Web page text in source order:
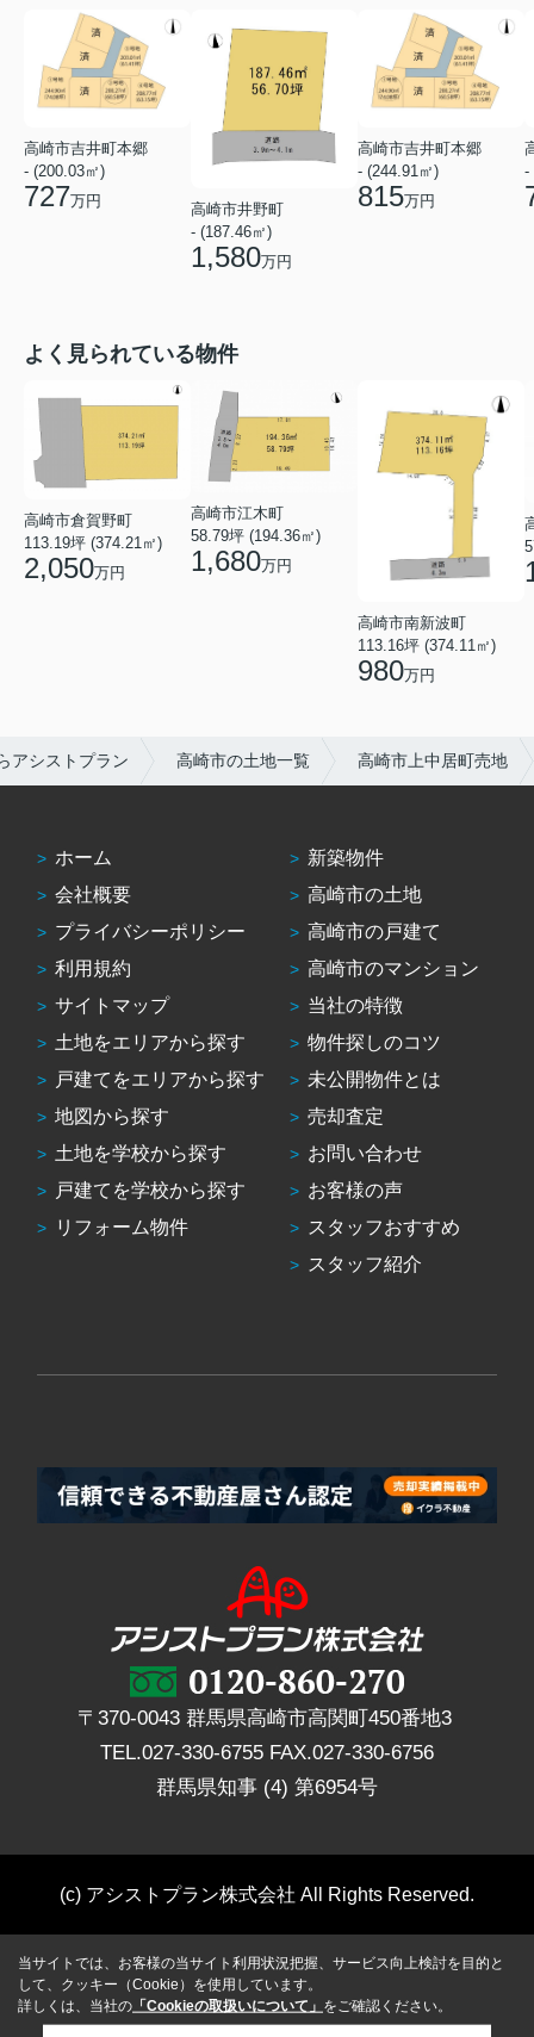
高崎市吉井町本郷
- (200.03㎡)
727万円
高崎市井野町
- (187.46㎡)
1,580万円
高崎市吉井町本郷
- (244.91㎡)
815万円
-
よく見られている物件
高崎市倉賀野町
113.19坪 (374.21㎡)
2,050万円
高崎市江木町
58.79坪 (194.36㎡)
1,680万円
高崎市南新波町
113.16坪 (374.11㎡)
980万円
アシストプラン 高崎市の土地一覧 高崎市上中居町売地
ホーム
会社概要
プライバシーポリシー
利用規約
サイトマップ
土地をエリアから探す
戸建てをエリアから探す
地図から探す
土地を学校から探す
戸建てを学校から探す
リフォーム物件
新築物件
高崎市の土地
高崎市の戸建て
高崎市のマンション
当社の特徴
物件探しのコツ
未公開物件とは
売却査定
お問い合わせ
お客様の声
スタッフおすすめ
スタッフ紹介
〒370-0043 群馬県高崎市高関町450番地3
TEL.027-330-6755 FAX.027-330-6756
群馬県知事 (4) 第6954号
(c) アシストプラン株式会社 All Rights Reserved.
当サイトでは、お客様の当サイト利用状況把握、サービス向上検討を目的と
して、クッキー（Cookie）を使用しています。
詳しくは、当社の 「Cookieの取扱いについて」 をご確認ください。